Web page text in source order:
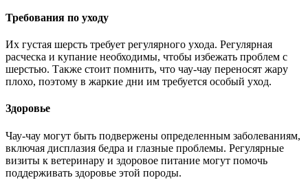
Требования по уходу
Их густая шерсть требует регулярного ухода. Регулярная
расческа и купание необходимы, чтобы избежать проблем с
шерстью. Также стоит помнить, что чау-чау переносят жару
плохо, поэтому в жаркие дни им требуется особый уход.
Здоровье
Чау-чау могут быть подвержены определенным заболеваниям,
включая дисплазия бедра и глазные проблемы. Регулярные
визиты к ветеринару и здоровое питание могут помочь
поддерживать здоровье этой породы.